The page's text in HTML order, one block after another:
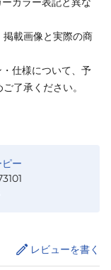
載画像と実際の商
仕様について、予
了承ください。
ー
レビューを書く